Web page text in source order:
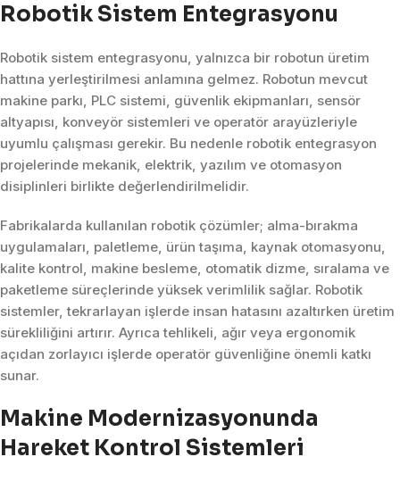
Robotik Sistem Entegrasyonu
Robotik sistem entegrasyonu, yalnızca bir robotun üretim
hattına yerleştirilmesi anlamına gelmez. Robotun mevcut
makine parkı, PLC sistemi, güvenlik ekipmanları, sensör
altyapısı, konveyör sistemleri ve operatör arayüzleriyle
uyumlu çalışması gerekir. Bu nedenle robotik entegrasyon
projelerinde mekanik, elektrik, yazılım ve otomasyon
disiplinleri birlikte değerlendirilmelidir.
Fabrikalarda kullanılan robotik çözümler; alma-bırakma
uygulamaları, paletleme, ürün taşıma, kaynak otomasyonu,
kalite kontrol, makine besleme, otomatik dizme, sıralama ve
paketleme süreçlerinde yüksek verimlilik sağlar. Robotik
sistemler, tekrarlayan işlerde insan hatasını azaltırken üretim
sürekliliğini artırır. Ayrıca tehlikeli, ağır veya ergonomik
açıdan zorlayıcı işlerde operatör güvenliğine önemli katkı
sunar.
Makine Modernizasyonunda
Hareket Kontrol Sistemleri